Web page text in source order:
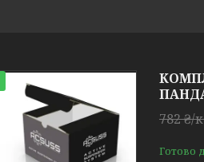
782 ₴/
Готово